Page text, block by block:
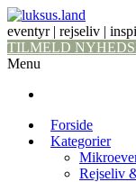
eventyr | rejseliv |
TILMELD
Menu
Forside
Kategorier
Rejseliv